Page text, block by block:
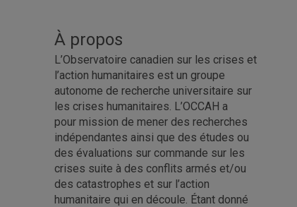
À propos
L’Observatoire canadien sur les crises et
l’action humanitaires est un groupe
autonome de recherche universitaire sur
les crises humanitaires. L’OCCAH a
pour mission de mener des recherches
indépendantes ainsi que des études ou
des évaluations sur commande sur les
crises suite à des conflits armés et/ou
des catastrophes et sur l’action
humanitaire qui en découle. Étant donné